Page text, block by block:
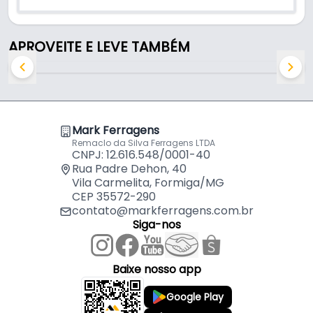
- Altura: 5 cm
- Tipo: Com rolamento (superior e inferior)
- Aplicação: Portas pivotantes de grande porte
Indicado para:
APROVEITE E LEVE TAMBÉM
Mark Ferragens
Remaclo da Silva Ferragens LTDA
CNPJ: 12.616.548/0001-40
Rua Padre Dehon, 40
Vila Carmelita, Formiga/MG
CEP 35572-290
contato@markferragens.com.br
Siga-nos
Baixe nosso app
Google Play